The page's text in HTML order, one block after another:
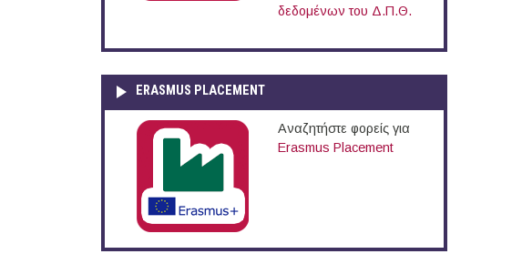
δεδομένων του Δ.Π.Θ.
ERASMUS PLACEMENT
Αναζητήστε φορείς για
Erasmus Placement